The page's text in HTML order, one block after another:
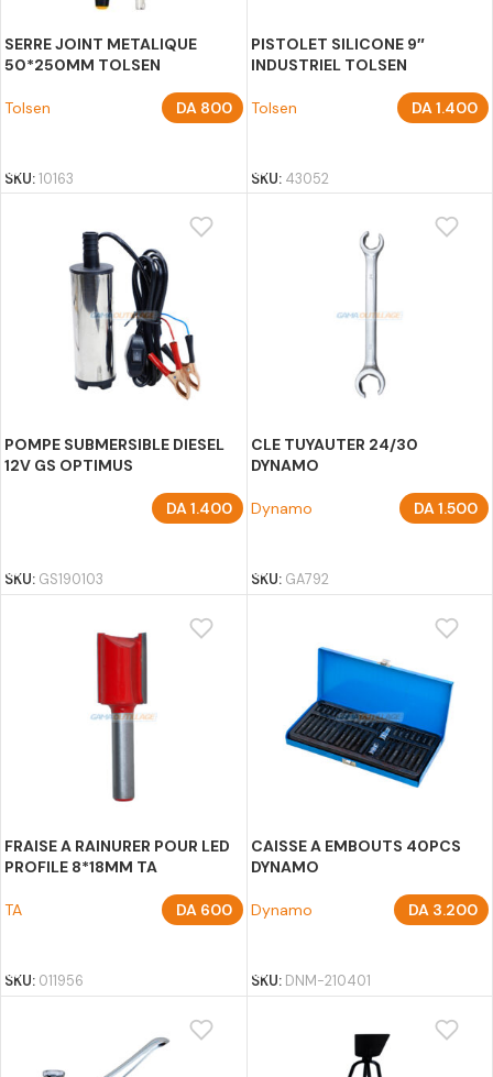
SERRE JOINT METALIQUE
50*250MM TOLSEN
Tolsen DA800
SKU:10163
PISTOLET SILICONE 9″
INDUSTRIEL TOLSEN
Tolsen DA1.400
SKU: 43052
POMPE SUBMERSIBLE DIESEL
12V GS OPTIMUS
DA1.400
SKU: GS190103
CLE TUYAUTER 24/30
DYNAMO
Dynamo DA1.500
SKU: GA792
FRAISE A RAINURER POUR LED
PROFILE 8*18MM TA
TA DA600
SKU: 011956
CAISSE A EMBOUTS 40PCS
DYNAMO
Dynamo DA 3.200
SKU: DNM-210401